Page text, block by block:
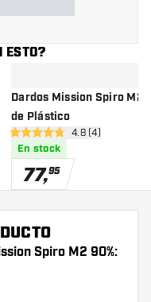
ESTO?
Dardos Mission Spiro M2
de Plástico
abrir panel de
4.8 estrellas de puntuación
4.8 (4)
En stock
77,95
Spiro M2 90%: